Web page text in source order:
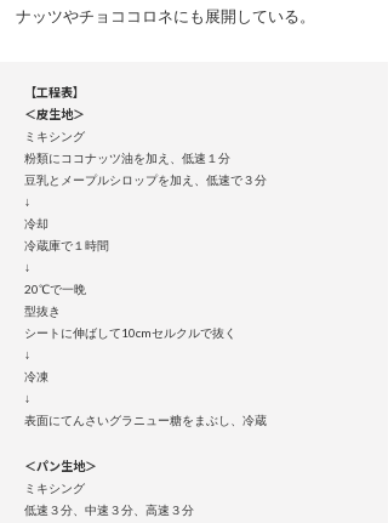
ナッツやチョココロネにも展開している。
【工程表】
＜皮生地＞
ミキシング
粉類にココナッツ油を加え、低速１分
豆乳とメープルシロップを加え、低速で３分
↓
冷却
冷蔵庫で１時間
↓
20℃で一晩
型抜き
シートに伸ばして10cmセルクルで抜く
↓
冷凍
↓
表面にてんさいグラニュー糖をまぶし、冷蔵
＜パン生地＞
ミキシング
低速３分、中速３分、高速３分